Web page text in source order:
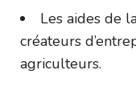
Les aides de
créateurs
agriculteurs.